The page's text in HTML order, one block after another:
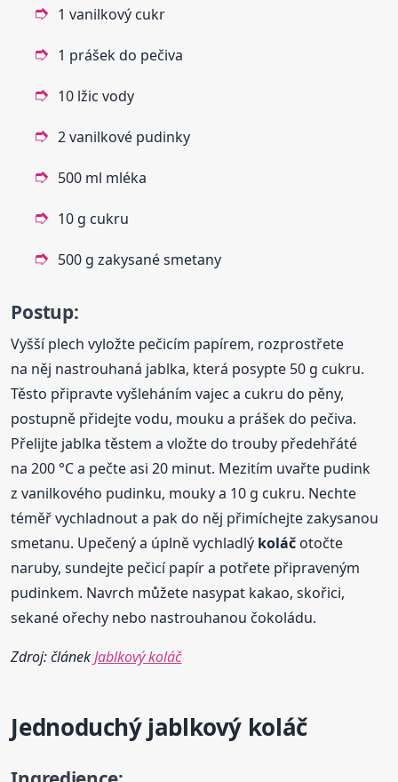
1 vanilkový cukr
1 prášek do pečiva
10 lžic vody
2 vanilkové pudinky
500 ml mléka
10 g cukru
500 g zakysané smetany
Postup:
Vyšší plech vyložte pečicím papírem, rozprostřete
na něj nastrouhaná jablka, která posypte 50 g cukru.
Těsto připravte vyšleháním vajec a cukru do pěny,
postupně přidejte vodu, mouku a prášek do pečiva.
Přelijte jablka těstem a vložte do trouby předehřáté
na 200 °C a pečte asi 20 minut. Mezitím uvařte pudink
z vanilkového pudinku, mouky a 10 g cukru. Nechte
téměř vychladnout a pak do něj přimíchejte zakysanou
smetanu. Upečený a úplně vychladlý koláč otočte
naruby, sundejte pečicí papír a potřete připraveným
pudinkem. Navrch můžete nasypat kakao, skořici,
sekané ořechy nebo nastrouhanou čokoládu.
Zdroj: článekJablkový koláč
Jednoduchý jablkový koláč